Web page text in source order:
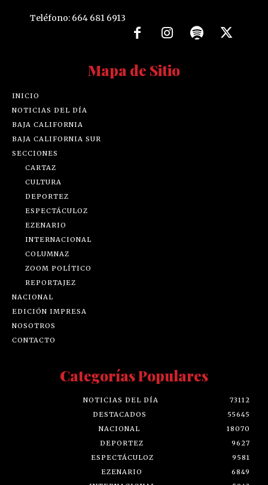
Teléfono: 664 681 6913
Mapa de Sitio
INICIO
NOTICIAS DEL DÍA
BAJA CALIFORNIA
BAJA CALIFORNIA SUR
SECCIONES
CARTAZ
CULTURA
DEPORTEZ
ESPECTÁCULOZ
EZENARIO
INTERNACIONAL
COLUMNAZ
ZOOM POLÍTICO
REPORTAJEZ
NACIONAL
EDICIÓN IMPRESA
NOSOTROS
CONTACTO
Categorías Populares
NOTICIAS DEL DÍA
73112
DESTACADOS
55645
NACIONAL
18070
DEPORTEZ
9627
ESPECTÁCULOZ
9581
EZENARIO
6849